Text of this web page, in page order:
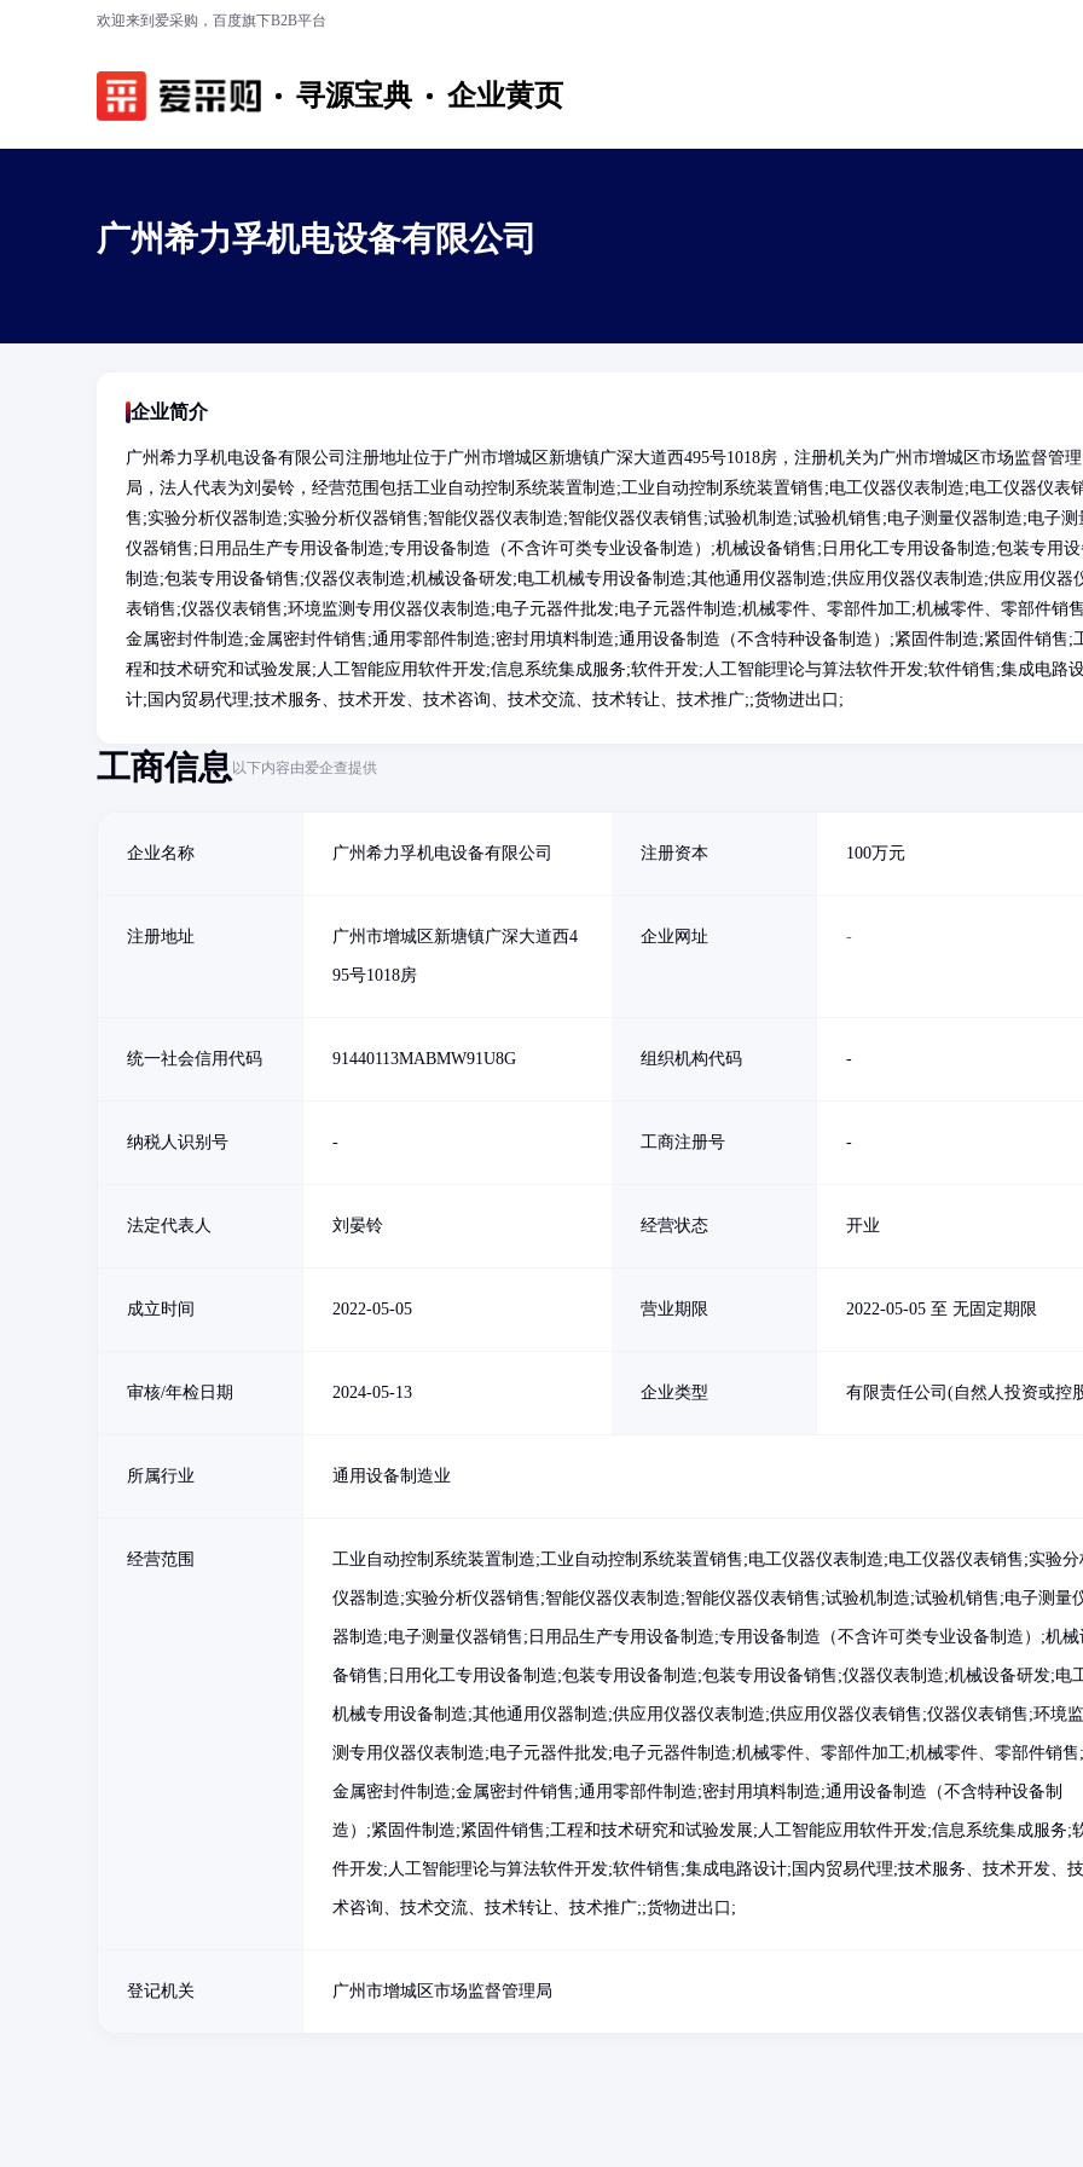
欢迎来到爱采购，百度旗下B2B平台
寻源宝典 企业黄页
广州希力孚机电设备有限公司
企业简介
广州希力孚机电设备有限公司注册地址位于广州市增城区新塘镇广深大道西495号1018房，注册机关为广州市增城区市场监督管理
局，法人代表为刘晏铃，经营范围包括工业自动控制系统装置制造;工业自动控制系统装置销售;电工仪器仪表制造;电工仪器仪表
售;实验分析仪器制造;实验分析仪器销售;智能仪器仪表制造;智能仪器仪表销售;试验机制造;试验机销售;电子测量仪器制造;电子测
仪器销售;日用品生产专用设备制造;专用设备制造（不含许可类专业设备制造）;机械设备销售;日用化工专用设备制造;包装专用设
制造;包装专用设备销售;仪器仪表制造;机械设备研发;电工机械专用设备制造;其他通用仪器制造;供应用仪器仪表制造;供应用仪器
表销售;仪器仪表销售;环境监测专用仪器仪表制造;电子元器件批发;电子元器件制造;机械零件、零部件加工;机械零件、零部件销
金属密封件制造;金属密封件销售;通用零部件制造;密封用填料制造;通用设备制造（不含特种设备制造）;紧固件制造;紧固件销售;
程和技术研究和试验发展;人工智能应用软件开发;信息系统集成服务;软件开发;人工智能理论与算法软件开发;软件销售;集成电路
计;国内贸易代理;技术服务、技术开发、技术咨询、技术交流、技术转让、技术推广;;货物进出口;
工商信息以下内容由爱企查提供
企业名称 广州希力孚机电设备有限公司 注册资本 100万元
注册地址 广州市增城区新塘镇广深大道西4
95号1018房
企业网址 -
统一社会信用代码 91440113MABMW91U8G 组织机构代码 -
纳税人识别号 - 工商注册号 -
法定代表人 刘晏铃 经营状态 开业
成立时间 2022-05-05 营业期限 2022-05-05 至 无固定期限
审核/年检日期 2024-05-13 企业类型 有限责任公司(自然人投资或控
所属行业 通用设备制造业
经营范围 工业自动控制系统装置制造;工业自动控制系统装置销售;电工仪器仪表制造;电工仪器仪表销售;实验分
仪器制造;实验分析仪器销售;智能仪器仪表制造;智能仪器仪表销售;试验机制造;试验机销售;电子测量
器制造;电子测量仪器销售;日用品生产专用设备制造;专用设备制造（不含许可类专业设备制造）;机械
备销售;日用化工专用设备制造;包装专用设备制造;包装专用设备销售;仪器仪表制造;机械设备研发;电
机械专用设备制造;其他通用仪器制造;供应用仪器仪表制造;供应用仪器仪表销售;仪器仪表销售;环境监
测专用仪器仪表制造;电子元器件批发;电子元器件制造;机械零件、零部件加工;机械零件、零部件销售;
金属密封件制造;金属密封件销售;通用零部件制造;密封用填料制造;通用设备制造（不含特种设备制
造）;紧固件制造;紧固件销售;工程和技术研究和试验发展;人工智能应用软件开发;信息系统集成服务;
件开发;人工智能理论与算法软件开发;软件销售;集成电路设计;国内贸易代理;技术服务、技术开发、技
术咨询、技术交流、技术转让、技术推广;;货物进出口;
登记机关 广州市增城区市场监督管理局